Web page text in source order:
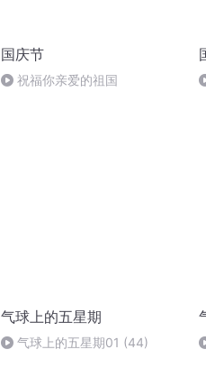
国庆节
祝福你亲爱的祖国
气球上的五星期
气球上的五星期01 (44)